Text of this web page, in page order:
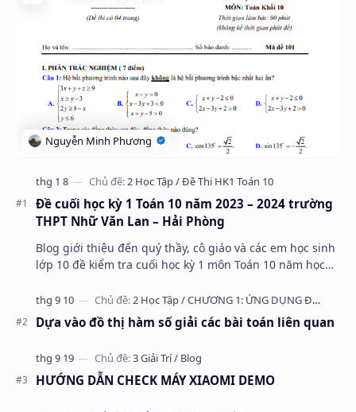
Đề cuối học kỳ 1 Toán 10 năm 2023 – 2024 trường
THPT Nhữ Văn Lan – Hải Phòng
Blog giới thiệu đến quý thầy, cô giáo và các em học sinh
lớp 10 đề kiểm tra cuối học kỳ 1 môn Toán 10 năm học
Dựa vào đồ thị hàm số giải các bài toán liên quan
HƯỚNG DẪN CHECK MÁY XIAOMI DEMO